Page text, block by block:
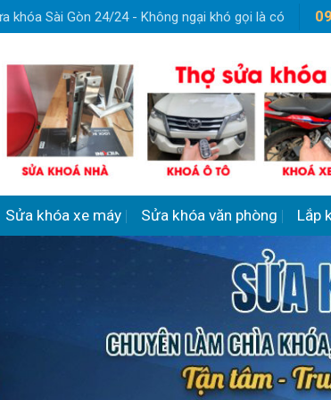
khóa Sài Gòn 24/24 - Không ngại khó gọi là có
Sửa khóa xe máy Sửa khóa văn phòng Lắp